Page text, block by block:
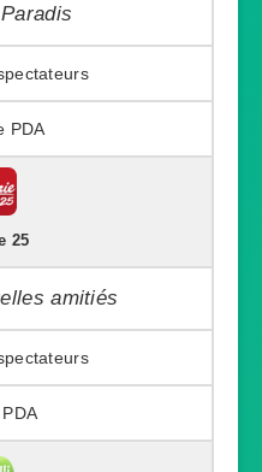
25
amitiés